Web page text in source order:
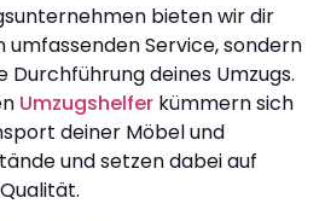
bieten wir dir
Service, sondern
Durchführung deines Umzugs.
Umzugshelfer kümmern sich
deiner Möbel und
und setzen dabei auf